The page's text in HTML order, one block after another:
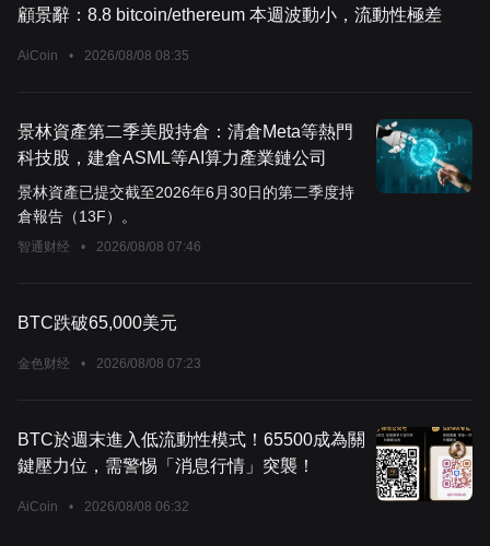
顧景辭：8.8 bitcoin/ethereum 本週波動小，流動性極差
AiCoin • 2026/08/08 08:35
景林資產第二季美股持倉：清倉Meta等熱門
科技股，建倉ASML等AI算力產業鏈公司
景林資產已提交截至2026年6月30日的第二季度持
倉報告（13F）。
智通财经 • 2026/08/08 07:46
BTC跌破65,000美元
金色财经 • 2026/08/08 07:23
BTC於週末進入低流動性模式！65500成為關
鍵壓力位，需警惕「消息行情」突襲！
AiCoin • 2026/08/08 06:32